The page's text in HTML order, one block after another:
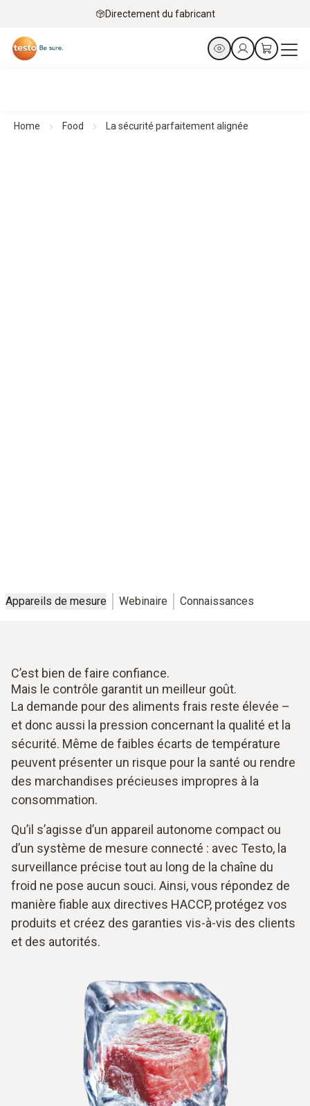
Directement du fabricant
Home Food La sécurité parfaitement alignée
Appareils de mesure Webinaire Connaissances
C’est bien de faire confiance.
Mais le contrôle garantit un meilleur goût.
La demande pour des aliments frais reste élevée –
et donc aussi la pression concernant la qualité et la
sécurité. Même de faibles écarts de température
peuvent présenter un risque pour la santé ou rendre
des marchandises précieuses impropres à la
consommation.
Qu’il s’agisse d’un appareil autonome compact ou
d’un système de mesure connecté : avec Testo, la
surveillance précise tout au long de la chaîne du
froid ne pose aucun souci. Ainsi, vous répondez de
manière fiable aux directives HACCP, protégez vos
produits et créez des garanties vis-à-vis des clients
et des autorités.